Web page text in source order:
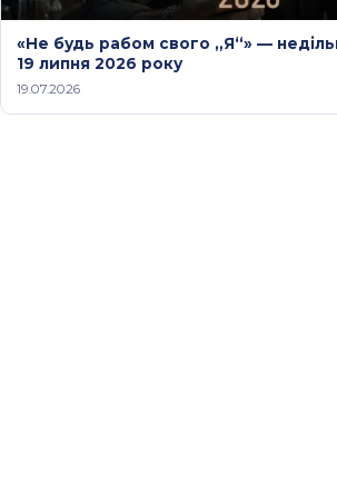
«Не будь рабом свого „Я“» —
19 липня 2026 року
19.07.2026